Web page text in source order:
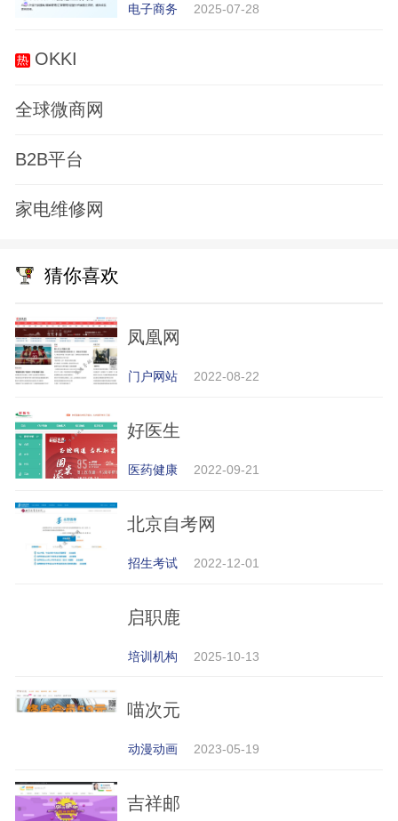
电子商务 2025-07-28
OKKI
全球微商网
B2B平台
家电维修网
猜你喜欢
凤凰网
门户网站 2022-08-22
好医生
医药健康 2022-09-21
北京自考网
招生考试 2022-12-01
启职鹿
培训机构 2025-10-13
喵次元
动漫动画 2023-05-19
吉祥邮